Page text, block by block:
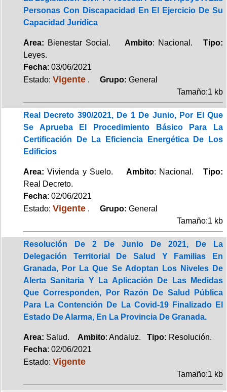
Personas Con Discapacidad En El Ejercicio De Su
Capacidad Jurídica
Area: Bienestar Social. Ambito: Nacional. Tipo:
Leyes.
Fecha: 03/06/2021
Estado: Vigente . Grupo: General
Tamaño:1 kb
Real Decreto 390/2021, De 1 De Junio, Por El Que
Se Aprueba El Procedimiento Básico Para La
Certificación De La Eficiencia Energética De Los
Edificios
Area: Vivienda y Suelo. Ambito: Nacional.Tipo:
Real Decreto.
Fecha: 02/06/2021
Estado: Vigente . Grupo: General
Tamaño:1 kb
Resolución De 2 De Junio De 2021, De La
Delegación Territorial De Salud Y Familias En
Granada, Por La Que Se Adoptan Los Niveles De
Alerta Sanitaria Y La Aplicación De Las Medidas
Que Corresponden, Por Razón De Salud Pública
Para La Contención De La Covid-19 Finalizado El
Estado De Alarma, En La Provincia De Granada.
Area: Salud. Ambito: Andaluz. Tipo: Resolución.
Fecha: 02/06/2021
Estado: Vigente
Tamaño:1 kb